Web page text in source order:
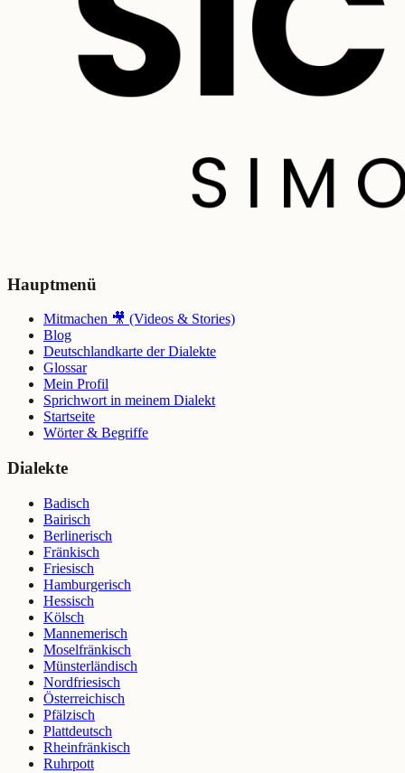
Hauptmenü
Mitmachen 🎥 (Videos & Stories)
Blog
Deutschlandkarte der Dialekte
Glossar
Mein Profil
Sprichwort in meinem Dialekt
Startseite
Wörter & Begriffe
Dialekte
Badisch
Bairisch
Berlinerisch
Fränkisch
Friesisch
Hamburgerisch
Hessisch
Kölsch
Mannemerisch
Moselfränkisch
Münsterländisch
Nordfriesisch
Österreichisch
Pfälzisch
Plattdeutsch
Rheinfränkisch
Ruhrpott